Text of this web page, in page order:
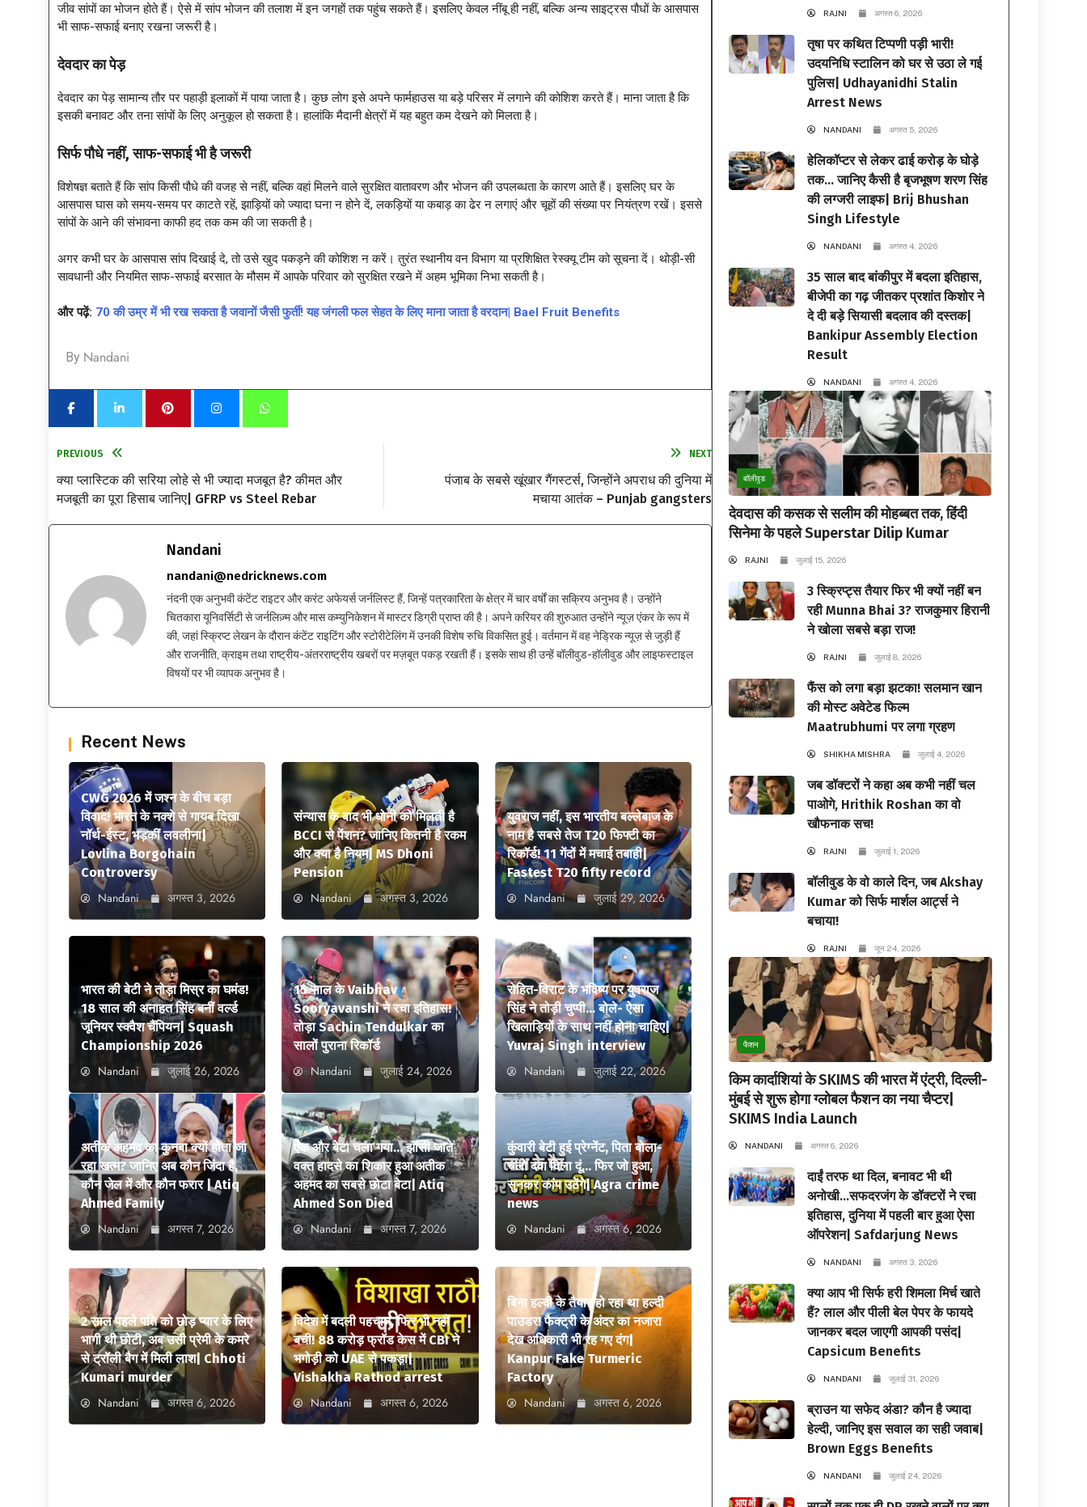
जीव सांपों का भोजन होते हैं। ऐसे में सांप भोजन की तलाश में इन जगहों तक पहुंच सकते हैं। इसलिए केवल नींबू ही नहीं, बल्कि अन्य साइट्रस पौधों के आसपास
भी साफ-सफाई बनाए रखना जरूरी है।
देवदार का पेड़
देवदार का पेड़ सामान्य तौर पर पहाड़ी इलाकों में पाया जाता है। कुछ लोग इसे अपने फार्महाउस या बड़े परिसर में लगाने की कोशिश करते हैं। माना जाता है कि
इसकी बनावट और तना सांपों के लिए अनुकूल हो सकता है। हालांकि मैदानी क्षेत्रों में यह बहुत कम देखने को मिलता है।
सिर्फ पौधे नहीं, साफ-सफाई भी है जरूरी
विशेषज्ञ बताते हैं कि सांप किसी पौधे की वजह से नहीं, बल्कि वहां मिलने वाले सुरक्षित वातावरण और भोजन की उपलब्धता के कारण आते हैं। इसलिए घर के
आसपास घास को समय-समय पर काटते रहें, झाड़ियों को ज्यादा घना न होने दें, लकड़ियों या कबाड़ का ढेर न लगाएं और चूहों की संख्या पर नियंत्रण रखें। इससे
सांपों के आने की संभावना काफी हद तक कम की जा सकती है।
अगर कभी घर के आसपास सांप दिखाई दे, तो उसे खुद पकड़ने की कोशिश न करें। तुरंत स्थानीय वन विभाग या प्रशिक्षित रेस्क्यू टीम को सूचना दें। थोड़ी-सी
सावधानी और नियमित साफ-सफाई बरसात के मौसम में आपके परिवार को सुरक्षित रखने में अहम भूमिका निभा सकती है।
और पढ़ें: 70 की उम्र में भी रख सकता है जवानों जैसी फुर्ती! यह जंगली फल सेहत के लिए माना जाता है वरदान| Bael Fruit Benefits
By Nandani
PREVIOUS
क्या प्लास्टिक की सरिया लोहे से भी ज्यादा मजबूत है? कीमत और
मजबूती का पूरा हिसाब जानिए| GFRP vs Steel Rebar
NEXT
पंजाब के सबसे खूंखार गैंगस्टर्स, जिन्होंने अपराध की दुनिया में
मचाया आतंक – Punjab gangsters
Nandani
nandani@nedricknews.com
नंदनी एक अनुभवी कंटेंट राइटर और करंट अफेयर्स जर्नलिस्ट हैं, जिन्हें पत्रकारिता के क्षेत्र में चार वर्षों का सक्रिय अनुभव है। उन्होंने
चितकारा यूनिवर्सिटी से जर्नलिज़्म और मास कम्युनिकेशन में मास्टर डिग्री प्राप्त की है। अपने करियर की शुरुआत उन्होंने न्यूज़ एंकर के रूप में
की, जहां स्क्रिप्ट लेखन के दौरान कंटेंट राइटिंग और स्टोरीटेलिंग में उनकी विशेष रुचि विकसित हुई। वर्तमान में वह नेड्रिक न्यूज़ से जुड़ी हैं
और राजनीति, क्राइम तथा राष्ट्रीय-अंतरराष्ट्रीय खबरों पर मज़बूत पकड़ रखती हैं। इसके साथ ही उन्हें बॉलीवुड-हॉलीवुड और लाइफस्टाइल
विषयों पर भी व्यापक अनुभव है।
Recent News
CWG 2026 में जश्न के बीच बड़ा
विवाद! भारत के नक्शे से गायब दिखा
नॉर्थ-ईस्ट, भड़कीं लवलीना|
Lovlina Borgohain
Controversy
Nandani अगस्त 3, 2026
संन्यास के बाद भी धोनी को मिलती है
BCCI से पेंशन? जानिए कितनी है रकम
और क्या है नियम| MS Dhoni
Pension
Nandani अगस्त 3, 2026
युवराज नहीं, इस भारतीय बल्लेबाज के
नाम है सबसे तेज T20 फिफ्टी का
रिकॉर्ड! 11 गेंदों में मचाई तबाही|
Fastest T20 fifty record
Nandani जुलाई 29, 2026
भारत की बेटी ने तोड़ा मिस्र का घमंड!
18 साल की अनाहत सिंह बनीं वर्ल्ड
जूनियर स्क्वैश चैंपियन| Squash
Championship 2026
Nandani जुलाई 26, 2026
15 साल के Vaibhav
Sooryavanshi ने रचा इतिहास!
तोड़ा Sachin Tendulkar का
सालों पुराना रिकॉर्ड
Nandani जुलाई 24, 2026
रोहित-विराट के भविष्य पर युवराज
सिंह ने तोड़ी चुप्पी… बोले- ऐसा
खिलाड़ियों के साथ नहीं होना चाहिए|
Yuvraj Singh interview
Nandani जुलाई 22, 2026
अतीक अहमद का कुनबा क्यों होता जा
रहा खत्म? जानिए अब कौन जिंदा है,
कौन जेल में और कौन फरार | Atiq
Ahmed Family
Nandani अगस्त 7, 2026
एक और बेटा चला गया… झांसी जाते
वक्त हादसे का शिकार हुआ अतीक
अहमद का सबसे छोटा बेटा| Atiq
Ahmed Son Died
Nandani अगस्त 7, 2026
कुंवारी बेटी हुई प्रेग्नेंट, पिता बोला-
चलो दवा दिला दूं… फिर जो हुआ,
सुनकर कांप उठेंगे| Agra crime
news
Nandani अगस्त 6, 2026
2 साल पहले पति को छोड़ प्यार के लिए
भागी थी छोटी, अब उसी प्रेमी के कमरे
से ट्रॉली बैग में मिली लाश| Chhoti
Kumari murder
Nandani अगस्त 6, 2026
विदेश में बदली पहचान, फिर भी नहीं
बची! 88 करोड़ फ्रॉड केस में CBI ने
भगोड़ी को UAE से पकड़ा|
Vishakha Rathod arrest
Nandani अगस्त 6, 2026
बिना हल्दी के तैयार हो रहा था हल्दी
पाउडर! फैक्ट्री के अंदर का नजारा
देख अधिकारी भी रह गए दंग|
Kanpur Fake Turmeric
Factory
Nandani अगस्त 6, 2026
RAJNI अगस्त 6, 2026
तृषा पर कथित टिप्पणी पड़ी भारी!
उदयनिधि स्टालिन को घर से उठा ले गई
पुलिस| Udhayanidhi Stalin
Arrest News
NANDANI अगस्त 5, 2026
हेलिकॉप्टर से लेकर ढाई करोड़ के घोड़े
तक… जानिए कैसी है बृजभूषण शरण सिंह
की लग्जरी लाइफ| Brij Bhushan
Singh Lifestyle
NANDANI अगस्त 4, 2026
35 साल बाद बांकीपुर में बदला इतिहास,
बीजेपी का गढ़ जीतकर प्रशांत किशोर ने
दे दी बड़े सियासी बदलाव की दस्तक|
Bankipur Assembly Election
Result
NANDANI अगस्त 4, 2026
बॉलीवुड
देवदास की कसक से सलीम की मोहब्बत तक, हिंदी
सिनेमा के पहले Superstar Dilip Kumar
RAJNI जुलाई 15, 2026
3 स्क्रिप्ट्स तैयार फिर भी क्यों नहीं बन
रही Munna Bhai 3? राजकुमार हिरानी
ने खोला सबसे बड़ा राज!
RAJNI जुलाई 8, 2026
फैंस को लगा बड़ा झटका! सलमान खान
की मोस्ट अवेटेड फिल्म
Maatrubhumi पर लगा ग्रहण
SHIKHA MISHRA जुलाई 4, 2026
जब डॉक्टरों ने कहा अब कभी नहीं चल
पाओगे, Hrithik Roshan का वो
खौफनाक सच!
RAJNI जुलाई 1, 2026
बॉलीवुड के वो काले दिन, जब Akshay
Kumar को सिर्फ मार्शल आर्ट्स ने
बचाया!
RAJNI जून 24, 2026
फैशन
किम कार्दाशियां के SKIMS की भारत में एंट्री, दिल्ली-
मुंबई से शुरू होगा ग्लोबल फैशन का नया चैप्टर|
SKIMS India Launch
NANDANI अगस्त 6, 2026
दाईं तरफ था दिल, बनावट भी थी
अनोखी…सफदरजंग के डॉक्टरों ने रचा
इतिहास, दुनिया में पहली बार हुआ ऐसा
ऑपरेशन| Safdarjung News
NANDANI अगस्त 3, 2026
क्या आप भी सिर्फ हरी शिमला मिर्च खाते
हैं? लाल और पीली बेल पेपर के फायदे
जानकर बदल जाएगी आपकी पसंद|
Capsicum Benefits
NANDANI जुलाई 31, 2026
ब्राउन या सफेद अंडा? कौन है ज्यादा
हेल्दी, जानिए इस सवाल का सही जवाब|
Brown Eggs Benefits
NANDANI जुलाई 24, 2026